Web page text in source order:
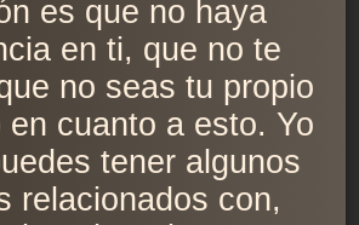
es que no haya
en ti, que no te
no seas tu propio
en cuanto a esto. Yo
tener algunos
relacionados con,